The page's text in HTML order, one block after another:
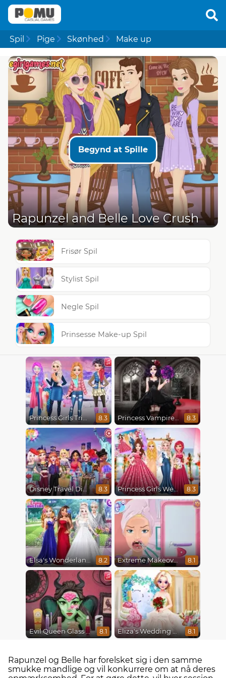
Spil Pige Skønhed Make up
Begynd at Spille
Rapunzel and Belle Love Crush
Frisør Spil
Stylist Spil
Negle Spil
Prinsesse Make-up Spil
Princess Girls Trip To Aspen 8.3 Princess Vampire Wedding Makeover 8.3
Disney Travel Diaries: City Break 8.3 Princess Girls Wedding Trip 8.3
Elsa's Wonderland Wedding 8.2 Extreme Makeover 8.1
Evil Queen Glass Skin Routine #Influencer 8.1 Eliza's Wedding Planner 8.1
Rapunzel og Belle har forelsket sig i den samme
smukke mandlige og vil konkurrere om at nå deres